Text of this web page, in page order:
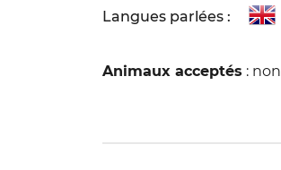
Langues parlées :
Animaux acceptés : non